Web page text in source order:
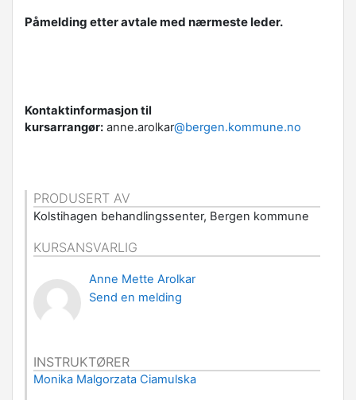
Påmelding etter avtale med nærmeste leder.
Kontaktinformasjon til
kursarrangør: anne.arolkar@bergen.kommune.no
PRODUSERT AV
Kolstihagen behandlingssenter, Bergen kommune
KURSANSVARLIG
Anne Mette Arolkar
Send en melding
INSTRUKTØRER
Monika Malgorzata Ciamulska